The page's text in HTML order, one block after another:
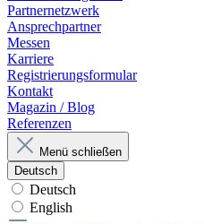
Partnernetzwerk
Ansprechpartner
Messen
Karriere
Registrierungsformular
Kontakt
Magazin / Blog
Referenzen
Menü schließen
Deutsch
Deutsch
English